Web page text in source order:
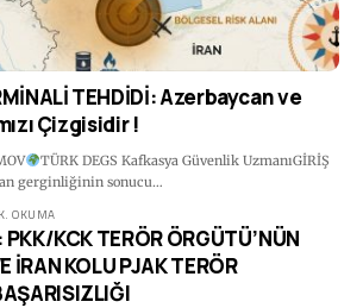
TEHDİDİ: Azerbaycan ve
Çizgisidir !
TÜRK DEGS Kafkasya Güvenlik UzmanıGİRİŞ
gerginliğinin sonucu…
OKUMA
KCK TERÖR ÖRGÜTÜ’NÜN
İRAN KOLU PJAK TERÖR